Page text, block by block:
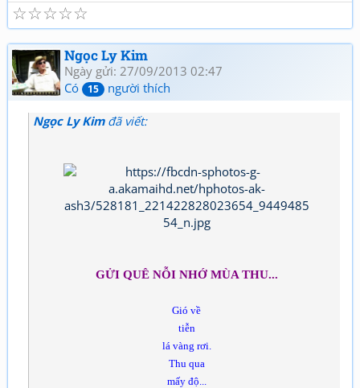
☆
☆
☆
☆
☆
Ngọc Ly Kim
Ngày gửi: 27/09/2013 02:47
Có
15 người thích
Ngọc Ly Kimđã viết:
GỬI QUÊ NỖI NHỚ MÙA THU...
Gió về
tiễn
lá vàng rơi.
Thu qua
mấy độ...